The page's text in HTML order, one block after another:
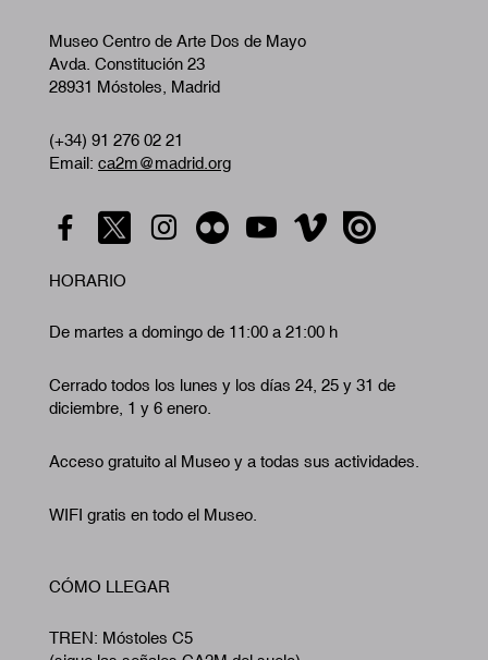
Museo Centro de Arte Dos de Mayo
Avda. Constitución 23
28931 Móstoles, Madrid
(+34) 91 276 02 21
Email: ca2m@madrid.org
HORARIO
De martes a domingo de 11:00 a 21:00 h
Cerrado todos los lunes y los días 24, 25 y 31 de
diciembre, 1 y 6 enero.
Acceso gratuito al Museo y a todas sus actividades.
WIFI gratis en todo el Museo.
CÓMO LLEGAR
TREN: Móstoles C5